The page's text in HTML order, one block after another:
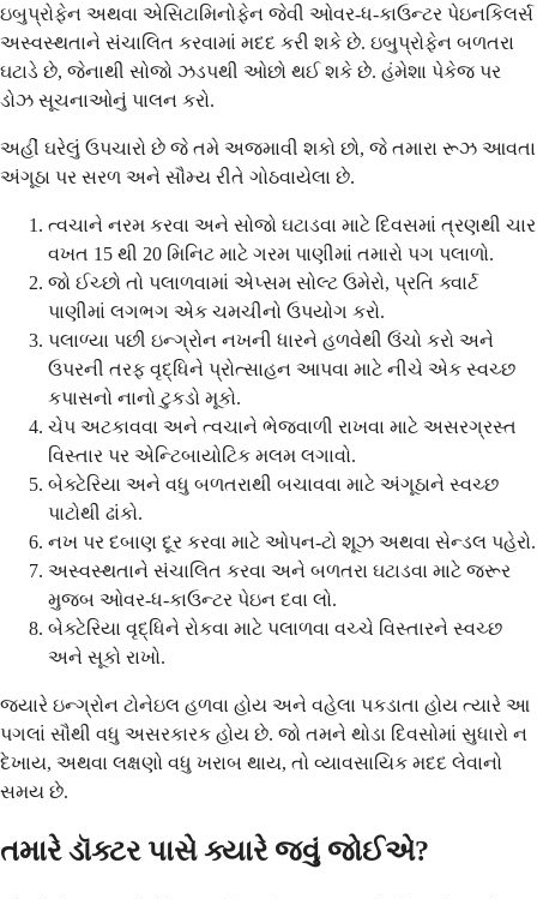
ઇબુપ્રોફેન અથવા એસિટામિનોફેન જેવી ઓવર-ધ-કાઉન્ટર પેઇનકિલર્સ
અસ્વસ્થતાને સંચાલિત કરવામાં મદદ કરી શકે છે. ઇબુપ્રોફેન બળતરા
ઘટાડે છે, જેનાથી સોજો ઝડપથી ઓછો થઈ શકે છે. હંમેશા પેકેજ પર
ડોઝ સૂચનાઓનું પાલન કરો.
અહીં ઘરેલું ઉપચારો છે જે તમે અજમાવી શકો છો, જે તમારા રૂઝ આવતા
અંગૂઠા પર સરળ અને સૌમ્ય રીતે ગોઠવાયેલા છે.
ત્વચાને નરમ કરવા અને સોજો ઘટાડવા માટે દિવસમાં ત્રણથી ચાર
વખત 15 થી 20 મિનિટ માટે ગરમ પાણીમાં તમારો પગ પલાળો.
જો ઈચ્છો તો પલાળવામાં એપ્સમ સોલ્ટ ઉમેરો, પ્રતિ ક્વાર્ટ
પાણીમાં લગભગ એક ચમચીનો ઉપયોગ કરો.
પલાળ્યા પછી ઇન્ગ્રોન નખની ધારને હળવેથી ઉંચો કરો અને
ઉપરની તરફ વૃદ્ધિને પ્રોત્સાહન આપવા માટે નીચે એક સ્વચ્છ
કપાસનો નાનો ટુકડો મૂકો.
ચેપ અટકાવવા અને ત્વચાને ભેજવાળી રાખવા માટે અસરગ્રસ્ત
વિસ્તાર પર એન્ટિબાયોટિક મલમ લગાવો.
બેક્ટેરિયા અને વધુ બળતરાથી બચાવવા માટે અંગૂઠાને સ્વચ્છ
પાટોથી ઢાંકો.
નખ પર દબાણ દૂર કરવા માટે ઓપન-ટો શૂઝ અથવા સેન્ડલ પહેરો.
અસ્વસ્થતાને સંચાલિત કરવા અને બળતરા ઘટાડવા માટે જરૂર
મુજબ ઓવર-ધ-કાઉન્ટર પેઇન દવા લો.
બેક્ટેરિયા વૃદ્ધિને રોકવા માટે પલાળવા વચ્ચે વિસ્તારને સ્વચ્છ
અને સૂકો રાખો.
જ્યારે ઇન્ગ્રોન ટોનેઇલ હળવા હોય અને વહેલા પકડાતા હોય ત્યારે આ
પગલાં સૌથી વધુ અસરકારક હોય છે. જો તમને થોડા દિવસોમાં સુધારો ન
દેખાય, અથવા લક્ષણો વધુ ખરાબ થાય, તો વ્યાવસાયિક મદદ લેવાનો
સમય છે.
તમારે ડૉક્ટર પાસે ક્યારે જવું જોઈએ?